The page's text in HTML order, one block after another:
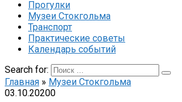
Прогулки
Музеи Стокгольма
Транспорт
Практические советы
Календарь событий
Search for:
Главная » Музеи Стокгольма
03.10.20200